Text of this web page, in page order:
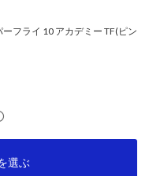
フライ 10 アカデミー TF(ピン
選ぶ